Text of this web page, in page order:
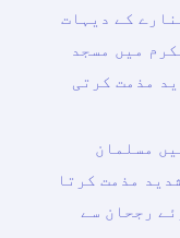
کے دیہات
میں مسجد
مذمت کرتی
مسلمان
مذمت کرتا
رجحان سے